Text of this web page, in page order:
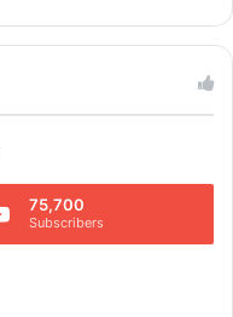
75,700
Subscribers